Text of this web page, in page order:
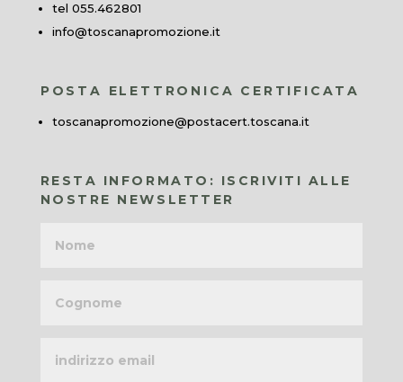
tel 055.462801
info@toscanapromozione.it
POSTA ELETTRONICA CERTIFICATA
toscanapromozione@postacert.toscana.it
RESTA INFORMATO: ISCRIVITI ALLE
NOSTRE NEWSLETTER
email